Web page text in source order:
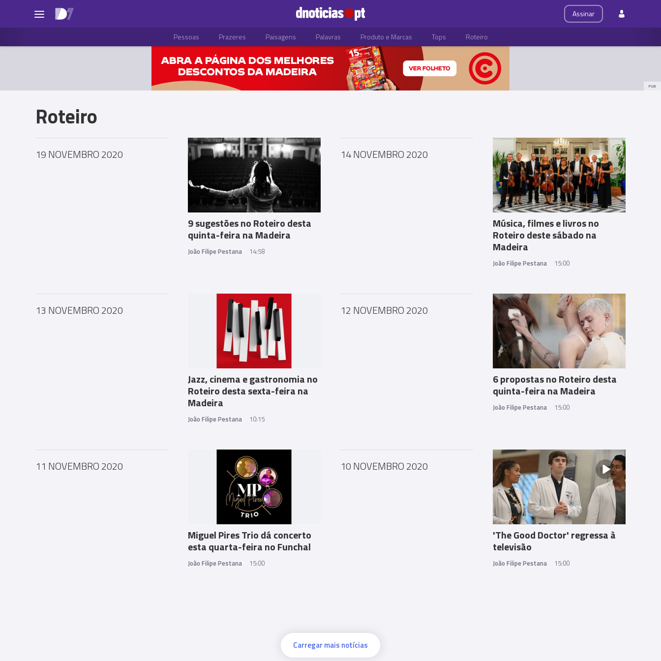
Assinar
Pessoas Prazeres Paisagens Palavras Produto e Marcas Tops Roteiro
PUB
Roteiro
19 NOVEMBRO 2020
9 sugestões no Roteiro desta
quinta-feira na Madeira
João Filipe Pestana 14:58
14 NOVEMBRO 2020
Música, filmes e livros no
Roteiro deste sábado na
Madeira
João Filipe Pestana 15:00
13 NOVEMBRO 2020
Jazz, cinema e gastronomia no
Roteiro desta sexta-feira na
Madeira
João Filipe Pestana 10:15
12 NOVEMBRO 2020
6 propostas no Roteiro desta
quinta-feira na Madeira
João Filipe Pestana 15:00
11 NOVEMBRO 2020
Miguel Pires Trio dá concerto
esta quarta-feira no Funchal
João Filipe Pestana 15:00
10 NOVEMBRO 2020
'The Good Doctor' regressa à
televisão
João Filipe Pestana 15:00
Carregar mais notícias